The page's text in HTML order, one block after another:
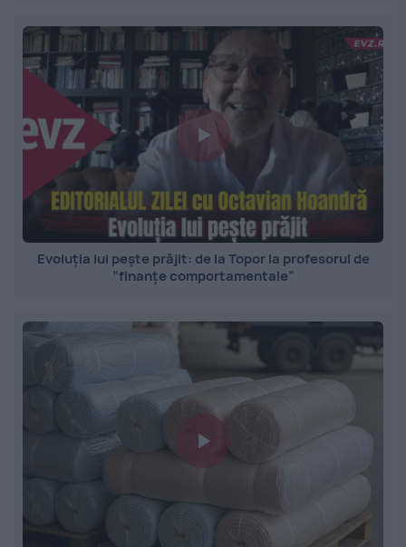
Evoluția lui pește prăjit: de la Topor la profesorul de
”finanțe comportamentale”